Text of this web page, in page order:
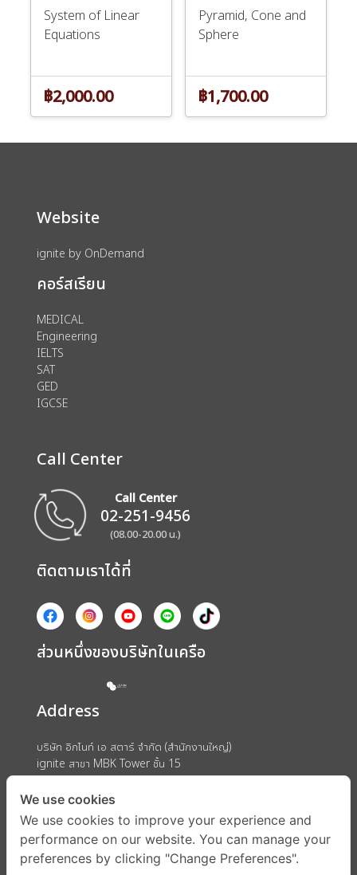
System of Linear
Equations
฿2,000.00
Pyramid, Cone and
Sphere
฿1,700.00
Website
ignite by OnDemand
คอร์สเรียน
MEDICAL
Engineering
IELTS
SAT
GED
IGCSE
Call Center
Call Center
02-251-9456
(08.00-20.00 น.)
ติดตามเราได้ที่
ส่วนหนึ่งของบริษัทในเครือ
Address
บริษัท อิกไนท์ เอ สตาร์ จำกัด (สำนักงานใหญ่)
ignite สาขา MBK Tower ชั้น 15
ถนนพญาไท แขวงวังใหม่ เขตปทุมวัน กรุงเทพมหานคร 10330
We use cookies
We use cookies to improve your experience and
performance on our website. You can manage your
preferences by clicking "Change Preferences".